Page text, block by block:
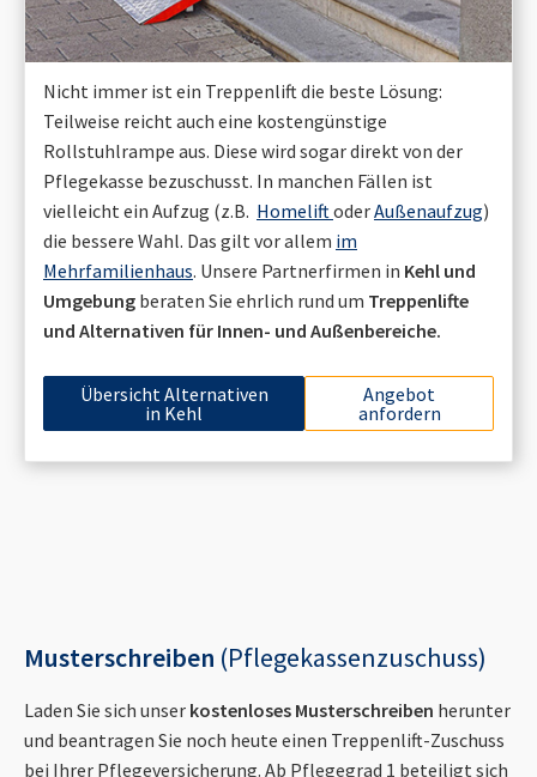
Nicht immer ist ein Treppenlift die beste Lösung:
Teilweise reicht auch eine kostengünstige
Rollstuhlrampe aus. Diese wird sogar direkt von der
Pflegekasse bezuschusst. In manchen Fällen ist
vielleicht ein Aufzug (z.B. HomeliftoderAußenaufzug)
die bessere Wahl. Das gilt vor allem im
Mehrfamilienhaus. Unsere Partnerfirmen in Kehl und
Umgebung beraten Sie ehrlich rund um Treppenlifte
und Alternativen für Innen- und Außenbereiche.
Übersicht Alternativen
in Kehl
Angebot
anfordern
Musterschreiben (Pflegekassenzuschuss)
Laden Sie sich unser kostenloses Musterschreiben herunter
und beantragen Sie noch heute einen Treppenlift-Zuschuss
bei Ihrer Pflegeversicherung. Ab Pflegegrad 1 beteiligt sich